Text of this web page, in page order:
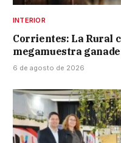
INTERIOR
Corrientes: La Rural
megamuestra
6 de agosto de 2026